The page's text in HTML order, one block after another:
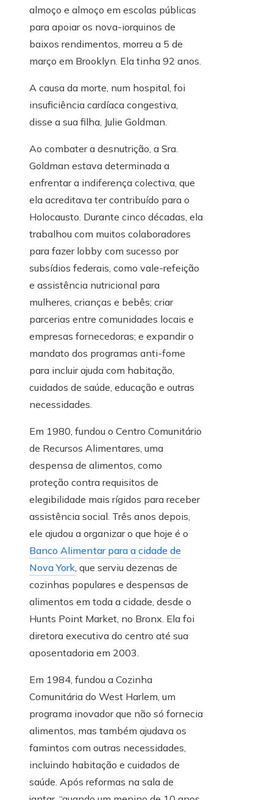
almoço e almoço em escolas públicas
para apoiar os nova-iorquinos de
baixos rendimentos, morreu a 5 de
março em Brooklyn. Ela tinha 92 anos.
A causa da morte, num hospital, foi
insuficiência cardíaca congestiva,
disse a sua filha, Julie Goldman.
Ao combater a desnutrição, a Sra.
Goldman estava determinada a
enfrentar a indiferença colectiva, que
ela acreditava ter contribuído para o
Holocausto. Durante cinco décadas, ela
trabalhou com muitos colaboradores
para fazer lobby com sucesso por
subsídios federais, como vale-refeição
e assistência nutricional para
mulheres, crianças e bebês; criar
parcerias entre comunidades locais e
empresas fornecedoras; e expandir o
mandato dos programas anti-fome
para incluir ajuda com habitação,
cuidados de saúde, educação e outras
necessidades.
Em 1980, fundou o Centro Comunitário
de Recursos Alimentares, uma
despensa de alimentos, como
proteção contra requisitos de
elegibilidade mais rígidos para receber
assistência social. Três anos depois,
ele ajudou a organizar o que hoje é o
Banco Alimentar para a cidade de
Nova York, que serviu dezenas de
cozinhas populares e despensas de
alimentos em toda a cidade, desde o
Hunts Point Market, no Bronx. Ela foi
diretora executiva do centro até sua
aposentadoria em 2003.
Em 1984, fundou a Cozinha
Comunitária do West Harlem, um
programa inovador que não só fornecia
alimentos, mas também ajudava os
famintos com outras necessidades,
incluindo habitação e cuidados de
saúde. Após reformas na sala de